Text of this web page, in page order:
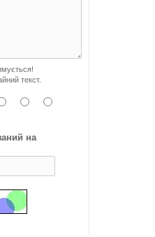
текст.
на